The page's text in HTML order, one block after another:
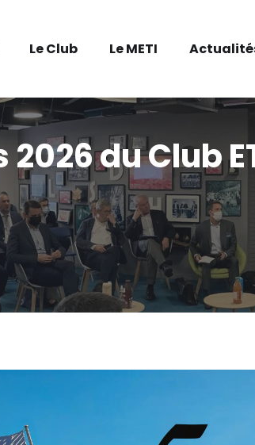
Le Club Le METI
du Club